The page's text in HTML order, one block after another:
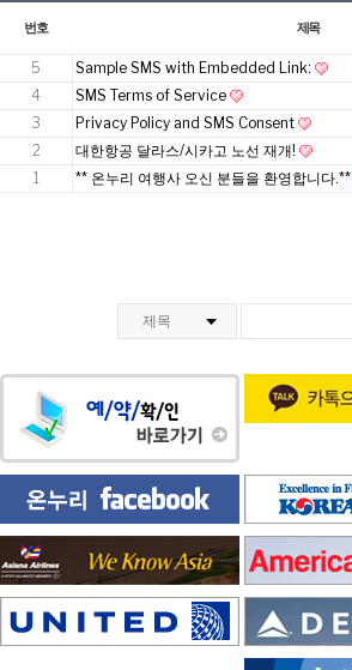
번호 제목
5
Sample SMS with Embedded Link:
4
SMS Terms of Service
3
Privacy Policy and SMS Consent
2
대한항공 달라스/시카고 노선 재개!
1
** 온누리 여행사 오신 분들을 환영합니다.**